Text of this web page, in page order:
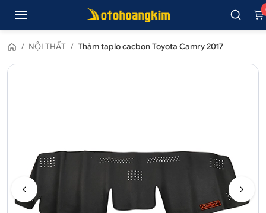
/ NỘI THẤT / Thảm taplo cacbon Toyota Camry 2017